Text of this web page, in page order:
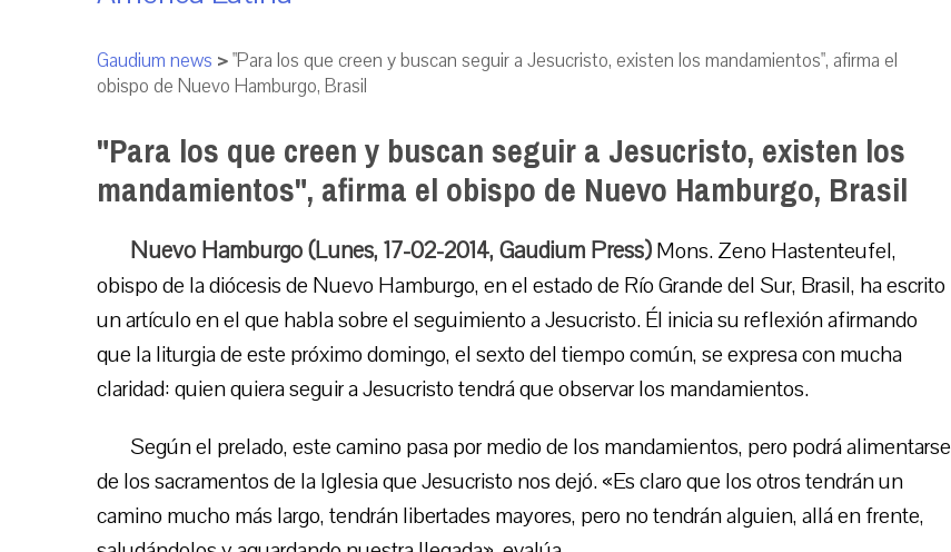
Gaudium news >"Para los que creen y buscan seguir a Jesucristo, existen los mandamientos", afirma el
obispo de Nuevo Hamburgo, Brasil
"Para los que creen y buscan seguir a Jesucristo, existen los
mandamientos", afirma el obispo de Nuevo Hamburgo, Brasil
Nuevo Hamburgo (Lunes, 17-02-2014, Gaudium Press)Mons. Zeno Hastenteufel,
obispo de la diócesis de Nuevo Hamburgo, en el estado de Río Grande del Sur, Brasil, ha escrito
un artículo en el que habla sobre el seguimiento a Jesucristo. Él inicia su reflexión afirmando
que la liturgia de este próximo domingo, el sexto del tiempo común, se expresa con mucha
claridad: quien quiera seguir a Jesucristo tendrá que observar los mandamientos.
Según el prelado, este camino pasa por medio de los mandamientos, pero podrá alimentarse
de los sacramentos de la Iglesia que Jesucristo nos dejó. «Es claro que los otros tendrán un
camino mucho más largo, tendrán libertades mayores, pero no tendrán alguien, allá en frente,